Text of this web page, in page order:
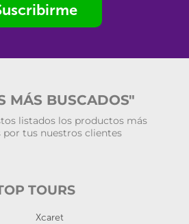
MÁS BUSCADOS"
listados los productos más
por tus nuestros clientes
TOURS
Xcaret